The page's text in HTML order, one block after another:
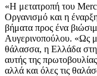
«Η μετατροπή του
Οργανισμό και η
βήματα προς ένα
Αυγερινοπούλου. «Ως
θάλασσα, η Ελλάδα
αυτής της
αλλά και όλες τις